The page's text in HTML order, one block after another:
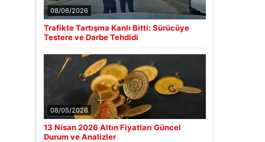
08/06/2026
Trafikte Tartışma Kanlı Bitti: Sürücüye
Testere ve Darbe Tehdidi
08/05/2026
13 Nisan 2026 Altın Fiyatları Güncel
Durum ve Analizler